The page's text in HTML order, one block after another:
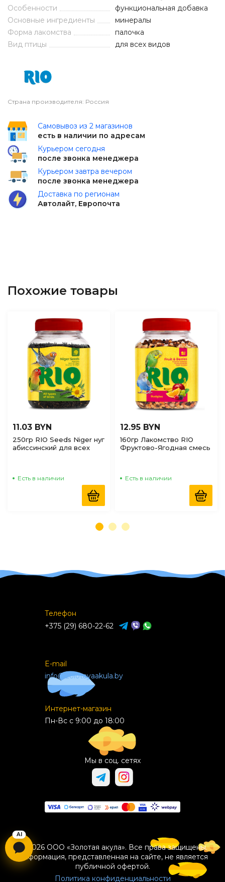
Особенности
функциональная добавка
Основные ингредиенты
минералы
Форма лакомства
палочка
Вид птицы
для всех видов
Страна производителя: Россия
Самовывоз из 2 магазинов
есть в наличии по адресам
Курьером сегодня
после звонка менеджера
Курьером завтра вечером
после звонка менеджера
Доставка по регионам
Автолайт, Европочта
Похожие товары
11.03 BYN
250гр RIO Seeds Niger нуг
абиссинский для всех
Есть в наличии
12.95 BYN
160гр Лакомство RIO
Фруктово-Ягодная смесь
Есть в наличии
Телефон
+375 (29) 680-22-62
E-mail
info@zolotayaakula.by
Интернет-магазин
Пн-Вс с 9:00 до 18:00
Мы в соц. сетях
© 2026 ООО «Золотая акула». Все права защищены.
Информация, представленная на сайте, не является
публичной офертой.
Политика конфиденциальности